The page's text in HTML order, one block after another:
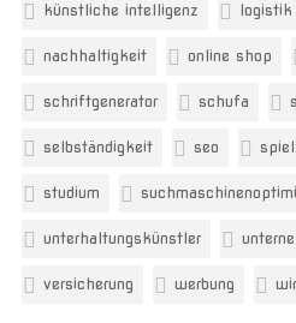
künstliche intelligenz logistik
nachhaltigkeit online shop
schriftgenerator schufa
selbständigkeit seo
studium
unterhaltungskünstler
versicherung werbung